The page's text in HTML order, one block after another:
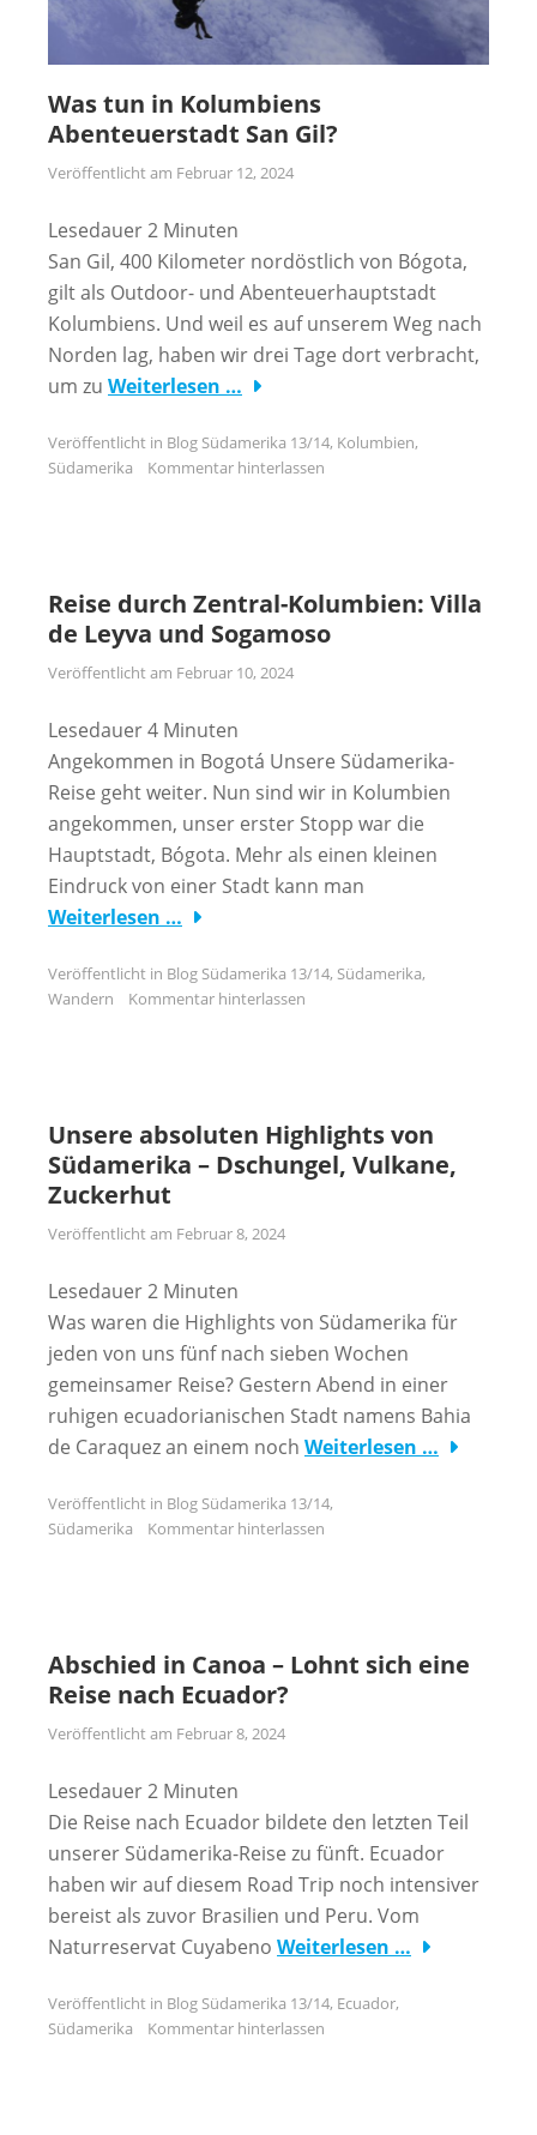
Was tun in Kolumbiens
Abenteuerstadt San Gil?
Veröffentlicht am Februar 12, 2024
Lesedauer2 Minuten
San Gil, 400 Kilometer nordöstlich von Bógota,
gilt als Outdoor- und Abenteuerhauptstadt
Kolumbiens. Und weil es auf unserem Weg nach
Norden lag, haben wir drei Tage dort verbracht,
um zu Weiterlesen …
Veröffentlicht in Blog Südamerika 13/14, Kolumbien,
Südamerika
Kommentar hinterlassen
Reise durch Zentral-Kolumbien: Villa
de Leyva und Sogamoso
Veröffentlicht am Februar 10, 2024
Lesedauer4 Minuten
Angekommen in Bogotá Unsere Südamerika-
Reise geht weiter. Nun sind wir in Kolumbien
angekommen, unser erster Stopp war die
Hauptstadt, Bógota. Mehr als einen kleinen
Eindruck von einer Stadt kann man
Weiterlesen …
Veröffentlicht in Blog Südamerika 13/14, Südamerika,
Wandern
Kommentar hinterlassen
Unsere absoluten Highlights von
Südamerika – Dschungel, Vulkane,
Zuckerhut
Veröffentlicht am Februar 8, 2024
Lesedauer2 Minuten
Was waren die Highlights von Südamerika für
jeden von uns fünf nach sieben Wochen
gemeinsamer Reise? Gestern Abend in einer
ruhigen ecuadorianischen Stadt namens Bahia
de Caraquez an einem noch Weiterlesen …
Veröffentlicht in Blog Südamerika 13/14,
Südamerika
Kommentar hinterlassen
Abschied in Canoa – Lohnt sich eine
Reise nach Ecuador?
Veröffentlicht am Februar 8, 2024
Lesedauer2 Minuten
Die Reise nach Ecuador bildete den letzten Teil
unserer Südamerika-Reise zu fünft. Ecuador
haben wir auf diesem Road Trip noch intensiver
bereist als zuvor Brasilien und Peru. Vom
Naturreservat Cuyabeno Weiterlesen …
Veröffentlicht in Blog Südamerika 13/14, Ecuador,
Südamerika
Kommentar hinterlassen